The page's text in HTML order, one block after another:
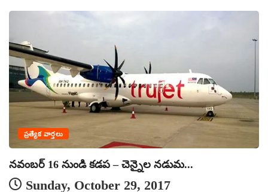
ప్రత్యేక వార్తలు
నవంబర్ 16 నుండి కడప – చెన్నైల నడుమ...
Sunday, October 29, 2017